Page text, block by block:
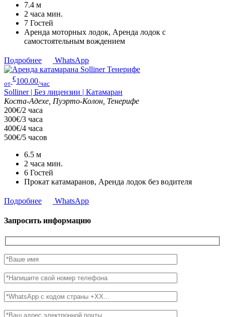
7.4 м
2 часа мин.
7 Гостей
Аренда моторных лодок, Аренда лодок с
самостоятельным вождением
Подробнее WhatsApp
от
€100.00/час
Solliner | Без лицензии | Катамаран
Коста-Адехе, Пуэрто-Колон, Тенерифе
200€/2 часа
300€/3 часа
400€/4 часа
500€/5 часов
6.5 м
2 часа мин.
6 Гостей
Прокат катамаранов, Аренда лодок без водителя
Подробнее WhatsApp
Запросить информацию